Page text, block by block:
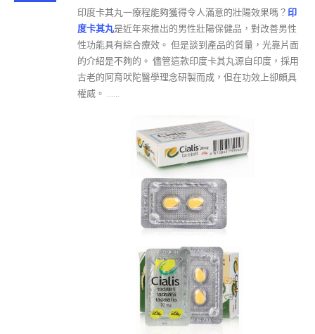
印度卡其丸一療程能夠獲得令人滿意的壯陽效果嗎？印
度卡其丸是近年來推出的男性壯陽保健品，對改善男性
性功能具有綜合療效。 但是談到產品的質量，光靠片面
的介紹是不夠的。 儘管這款印度卡其丸源自印度，採用
古老的阿育吠陀醫學理念研製而成，但在功效上卻頗具
權威。 ……